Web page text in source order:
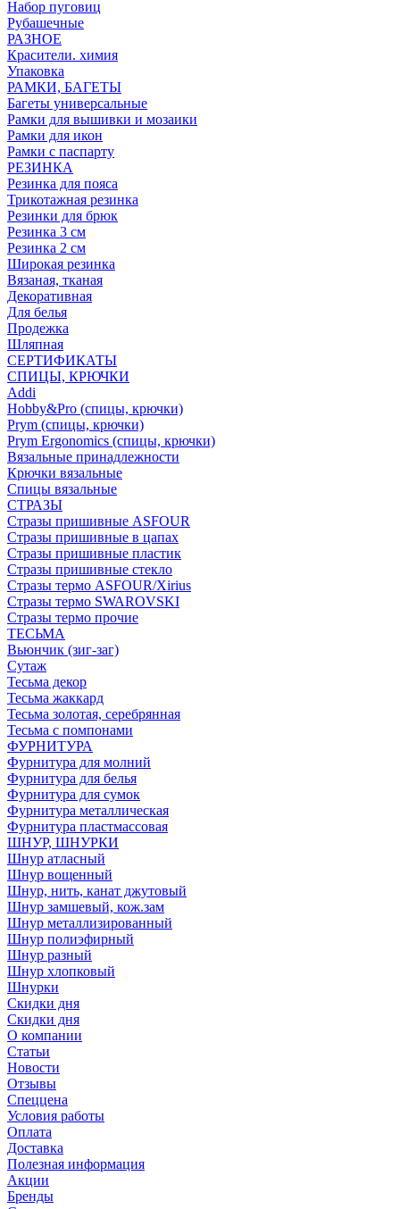
Набор пуговиц
Рубашечные
РАЗНОЕ
Красители. химия
Упаковка
РАМКИ, БАГЕТЫ
Багеты универсальные
Рамки для вышивки и мозаики
Рамки для икон
Рамки с паспарту
РЕЗИНКА
Резинка для пояса
Трикотажная резинка
Резинки для брюк
Резинка 3 см
Резинка 2 см
Широкая резинка
Вязаная, тканая
Декоративная
Для белья
Продежка
Шляпная
СЕРТИФИКАТЫ
СПИЦЫ, КРЮЧКИ
Addi
Hobby&Pro (спицы, крючки)
Prym (спицы, крючки)
Prym Ergonomics (спицы, крючки)
Вязальные принадлежности
Крючки вязальные
Спицы вязальные
СТРАЗЫ
Стразы пришивные ASFOUR
Стразы пришивные в цапах
Стразы пришивные пластик
Стразы пришивные стекло
Стразы термо ASFOUR/Xirius
Стразы термо SWAROVSKI
Стразы термо прочие
ТЕСЬМА
Вьюнчик (зиг-заг)
Сутаж
Тесьма декор
Тесьма жаккард
Тесьма золотая, серебрянная
Тесьма с помпонами
ФУРНИТУРА
Фурнитура для молний
Фурнитура для белья
Фурнитура для сумок
Фурнитура металлическая
Фурнитура пластмассовая
ШНУР, ШНУРКИ
Шнур атласный
Шнур вощенный
Шнур, нить, канат джутовый
Шнур замшевый, кож.зам
Шнур металлизированный
Шнур полиэфирный
Шнур разный
Шнур хлопковый
Шнурки
Скидки дня
Скидки дня
О компании
Статьи
Новости
Отзывы
Спеццена
Условия работы
Оплата
Доставка
Полезная информация
Акции
Бренды